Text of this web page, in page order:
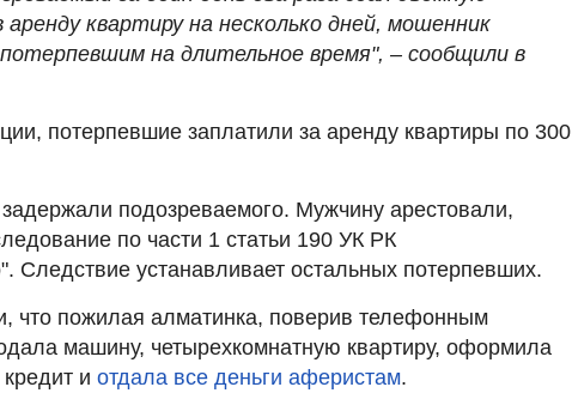
аренду квартиру на несколько дней, мошенник
на длительное время", – сообщили в
потерпевшие заплатили за аренду квартиры по 300
подозреваемого. Мужчину арестовали,
по части 1 статьи 190 УК РК
Следствие устанавливает остальных потерпевших.
что пожилая алматинка, поверив телефонным
машину, четырехкомнатную квартиру, оформила
и отдала все деньги аферистам.